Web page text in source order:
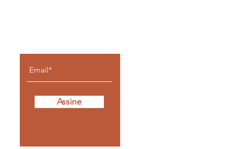
Assine